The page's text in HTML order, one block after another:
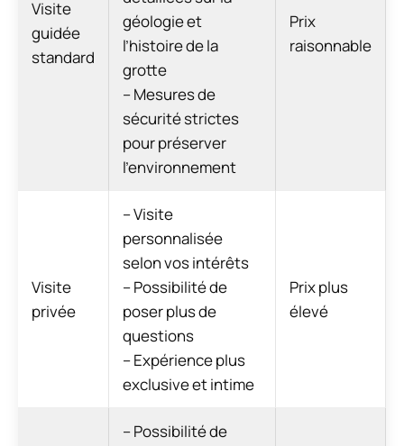
Visite
guidée
standard
géologie et
l’histoire de la
grotte
– Mesures de
sécurité strictes
pour préserver
l’environnement
Prix
raisonnable
Visite
privée
– Visite
personnalisée
selon vos intérêts
– Possibilité de
poser plus de
questions
– Expérience plus
exclusive et intime
Prix plus
élevé
– Possibilité de